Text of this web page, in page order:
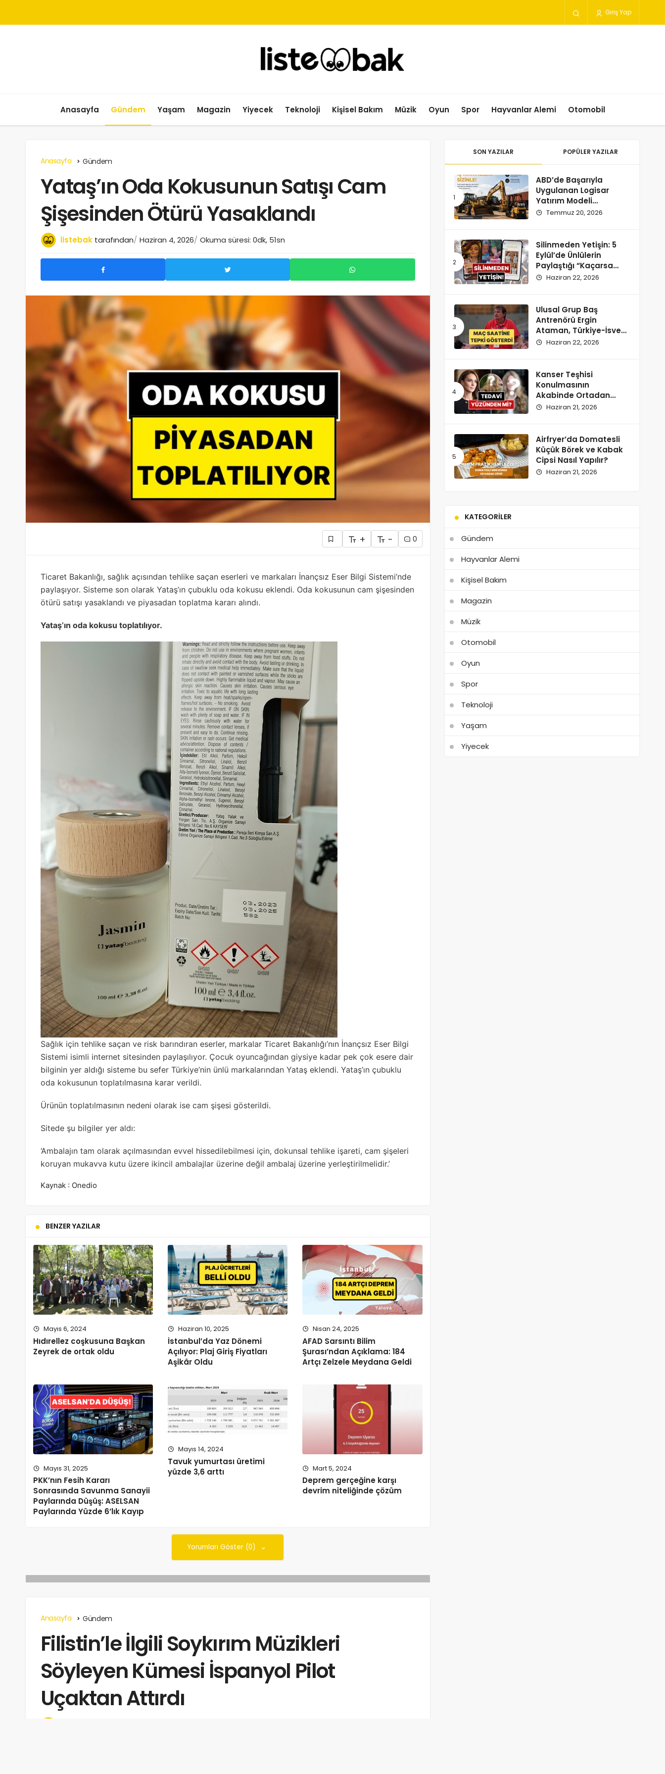
Giriş Yap
Anasayfa Gündem Yaşam Magazin Yiyecek Teknoloji Kişisel Bakım Müzik Oyun Spor Hayvanlar Alemi Otomobil
Anasayfa Gündem
Yataş’ın Oda Kokusunun Satışı Cam
Şişesinden Ötürü Yasaklandı
listebak tarafından Haziran 4, 2026 Okuma süresi: 0dk, 51sn
+ - 0
Ticaret Bakanlığı, sağlık açısından tehlike saçan eserleri ve markaları İnançsız Eser Bilgi Sistemi’nde
paylaşıyor. Sisteme son olarak Yataş’ın çubuklu oda kokusu eklendi. Oda kokusunun cam şişesinden
ötürü satışı yasaklandı ve piyasadan toplatma kararı alındı.
Yataş’ın oda kokusu toplatılıyor.
Sağlık için tehlike saçan ve risk barındıran eserler, markalar Ticaret Bakanlığı’nın İnançsız Eser Bilgi
Sistemi isimli internet sitesinden paylaşılıyor. Çocuk oyuncağından giysiye kadar pek çok esere dair
bilginin yer aldığı sisteme bu sefer Türkiye’nin ünlü markalarından Yataş eklendi. Yataş’ın çubuklu
oda kokusunun toplatılmasına karar verildi.
Ürünün toplatılmasının nedeni olarak ise cam şişesi gösterildi.
Sitede şu bilgiler yer aldı:
‘Ambalajın tam olarak açılmasından evvel hissedilebilmesi için, dokunsal tehlike işareti, cam şişeleri
koruyan mukavva kutu üzere ikincil ambalajlar üzerine değil ambalaj üzerine yerleştirilmelidir.’
Kaynak : Onedio
BENZER YAZILAR
Mayıs 6, 2024
Hıdırellez coşkusuna Başkan
Zeyrek de ortak oldu
Haziran 10, 2025
İstanbul’da Yaz Dönemi
Açılıyor: Plaj Giriş Fiyatları
Aşikâr Oldu
Nisan 24, 2025
AFAD Sarsıntı Bilim
Şurası’ndan Açıklama: 184
Artçı Zelzele Meydana Geldi
Mayıs 31, 2025
PKK’nın Fesih Kararı
Sonrasında Savunma Sanayii
Paylarında Düşüş: ASELSAN
Paylarında Yüzde 6’lık Kayıp
Mayıs 14, 2024
Tavuk yumurtası üretimi
yüzde 3,6 arttı
Mart 5, 2024
Deprem gerçeğine karşı
devrim niteliğinde çözüm
Yorumları Göster (0)
Anasayfa Gündem
Filistin’le İlgili Soykırım Müzikleri
Söyleyen Kümesi İspanyol Pilot
Uçaktan Attırdı
SON YAZILAR POPÜLER YAZILAR
ABD’de Başarıyla
Uygulanan Logisar
Yatırım Modeli
Türkiye’ye Geliyor
Temmuz 20, 2026
Silinmeden Yetişin: 5
Eylül’de Ünlülerin
Paylaştığı “Kaçarsa
Yazık Olur” Temalı
Haziran 22, 2026
Ulusal Grup Baş
Antrenörü Ergin
Ataman, Türkiye-İsveç
Maçı Saatine
Haziran 22, 2026
Kanser Teşhisi
Konulmasının
Akabinde Ortadan
Kaybolan Kate
Doğurdu
Haziran 21, 2026
Airfryer’da Domatesli
Küçük Börek ve Kabak
Cipsi Nasıl Yapılır?
Haziran 21, 2026
KATEGORILER
Gündem
Hayvanlar Alemi
Kişisel Bakım
Magazin
Müzik
Otomobil
Oyun
Spor
Teknoloji
Yaşam
Yiyecek